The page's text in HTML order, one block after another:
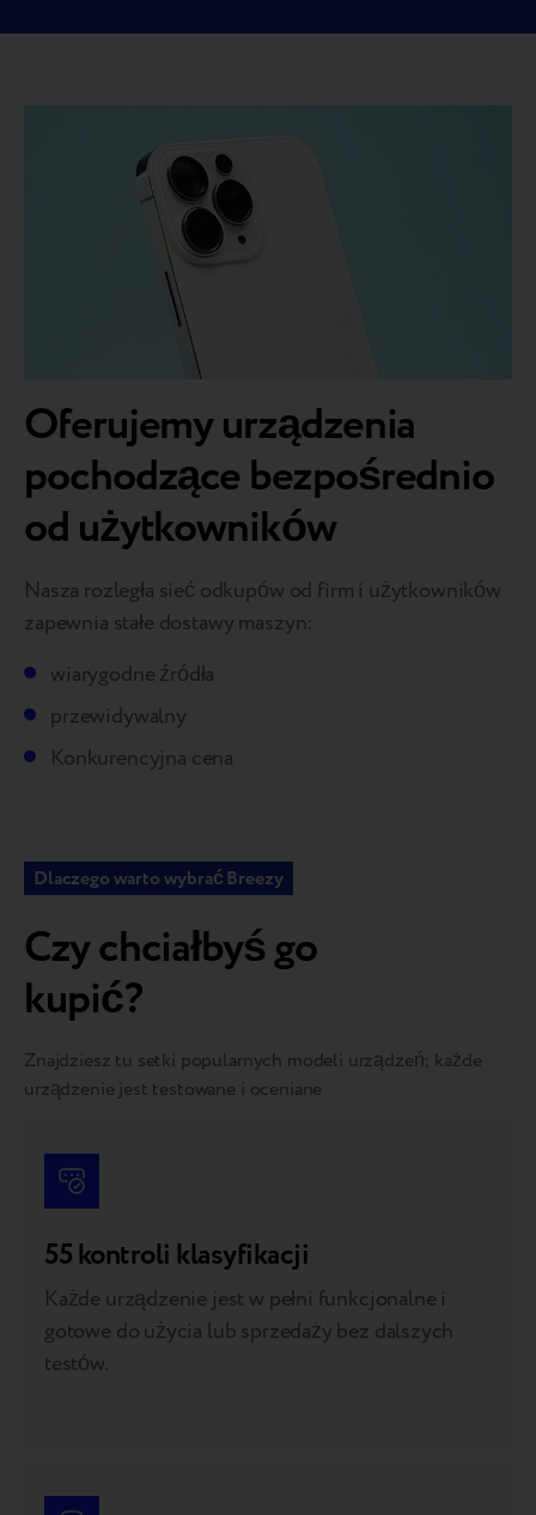
Oferujemy urządzenia
pochodzące bezpośrednio
od użytkowników
Nasza rozległa sieć odkupów od firm i użytkowników
zapewnia stałe dostawy maszyn:
wiarygodne źródła
przewidywalny
Konkurencyjna cena
Dlaczego warto wybrać Breezy
Czy chciałbyś go
kupić?
Znajdziesz tu setki popularnych modeli urządzeń; każde
urządzenie jest testowane i oceniane
55 kontroli klasyfikacji
Każde urządzenie jest w pełni funkcjonalne i
gotowe do użycia lub sprzedaży bez dalszych
testów.